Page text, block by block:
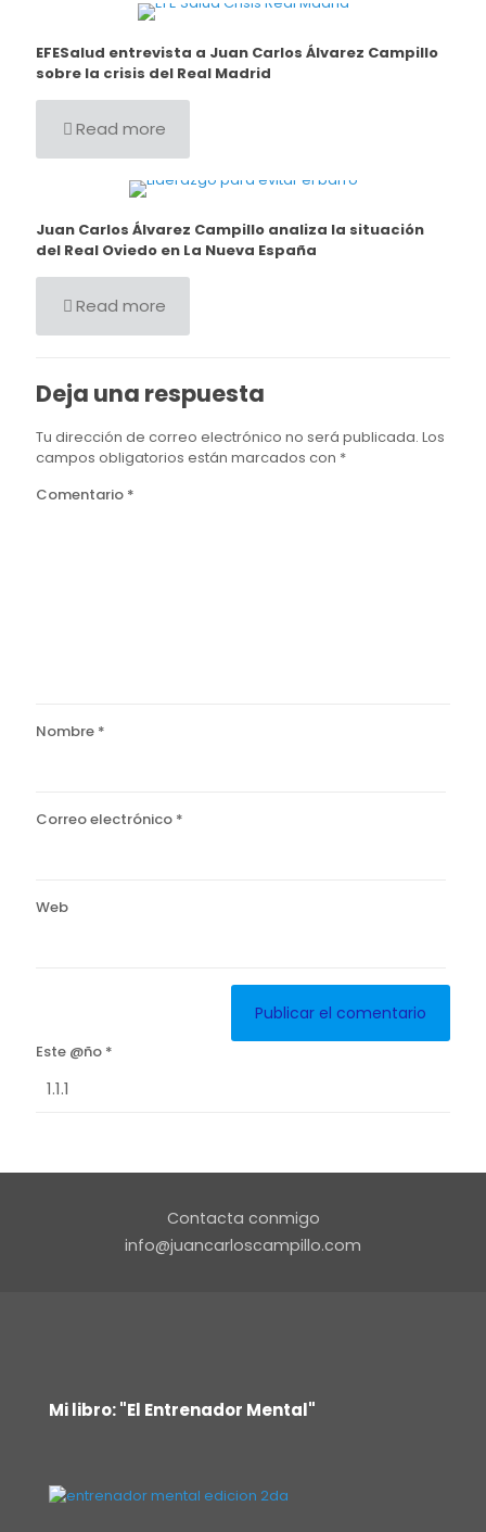
EFESalud entrevista a Juan Carlos Álvarez Campillo
sobre la crisis del Real Madrid
Read more
Juan Carlos Álvarez Campillo analiza la situación
del Real Oviedo en La Nueva España
Read more
Deja una respuesta
Tu dirección de correo electrónico no será publicada. Los
campos obligatorios están marcados con *
Comentario *
Nombre *
Correo electrónico *
Web
Este @ño *
Contacta conmigo
info@juancarloscampillo.com
Mi libro: "El Entrenador Mental"